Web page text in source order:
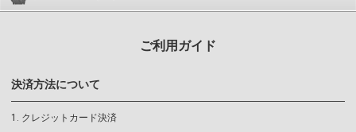
ご利用ガイド
決済方法について
クレジットカード決済